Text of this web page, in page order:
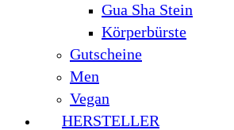
Gua Sha Stein
Körperbürste
Gutscheine
Men
Vegan
HERSTELLER